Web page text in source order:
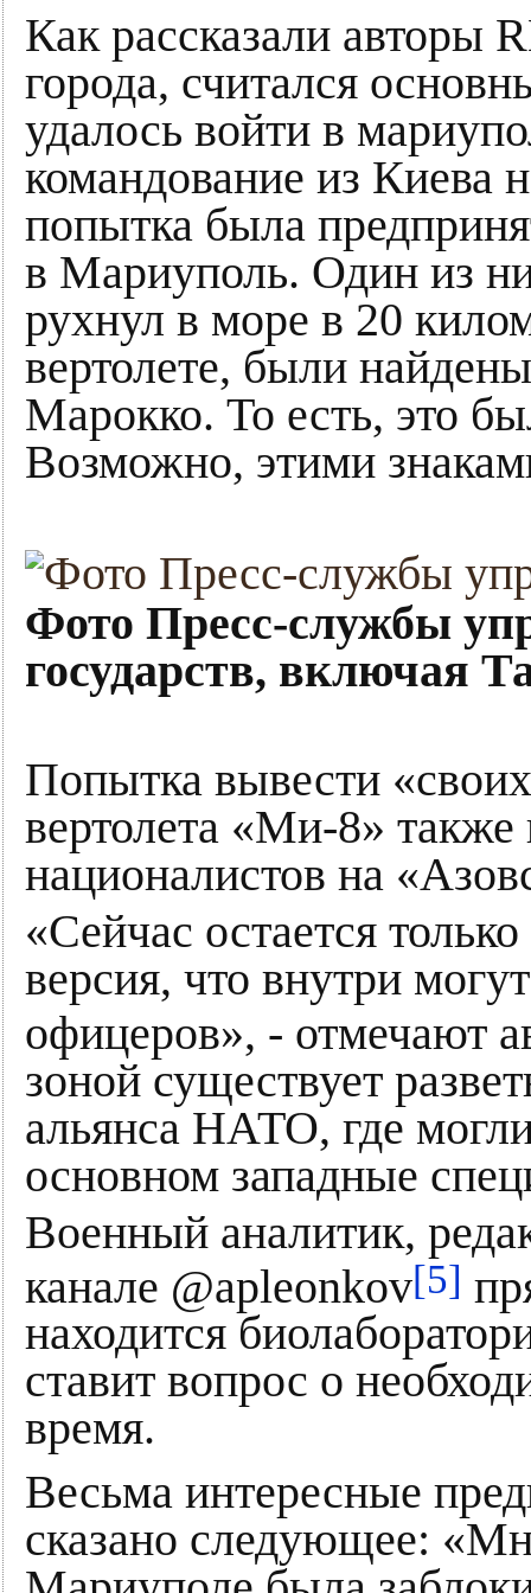
Как рассказали авторы
города, считался
удалось войти в
командование из Киева
попытка была
в Мариуполь. Один из
рухнул в море в 20
вертолете, были
Марокко. То есть, это
Возможно, этими
Фото Пресс-службы
государств,
Попытка вывести
вертолета «Ми-8»
националистов на
«Сейчас остается
версия, что внутри
офицеров», - отмечают
зоной существует
альянса НАТО, где
основном западные
Военный аналитик,
канале @apleonkov[5]
находится
ставит вопрос о
время.
Весьма интересные
сказано следующее: